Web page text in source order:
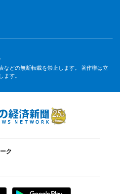
などの無断転載を禁止します。 著作権は立
す。
ク